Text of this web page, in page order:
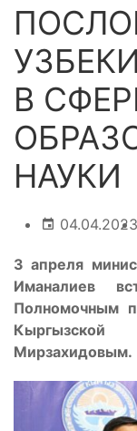
В
НАУКИ
04.04.2023
3 апреля
Иманалиев
Полномочным
Мирзахидовым.